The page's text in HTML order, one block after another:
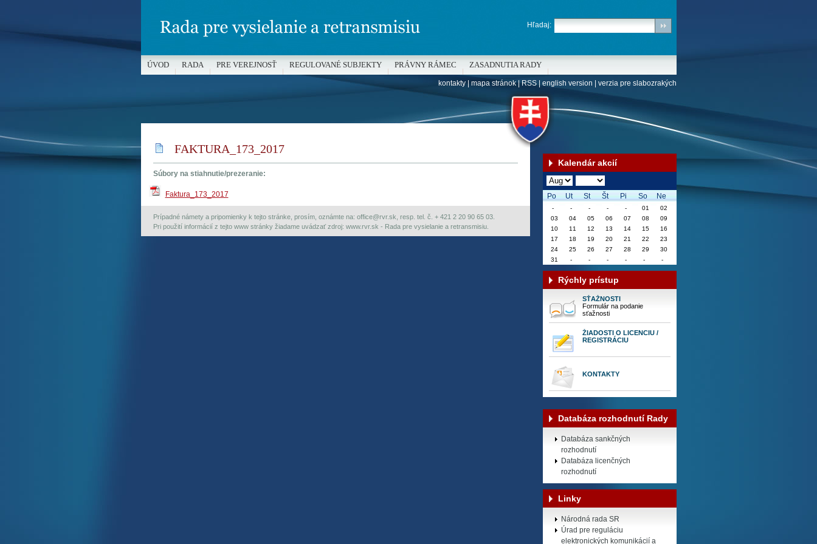
FAKTURA_173_2017
Súbory na stiahnutie/prezeranie:
Faktura_173_2017
Prípadné námety a pripomienky k tejto stránke, prosím, oznámte na: office@rvr.sk, resp. tel. č. + 421 2 20 90 65 03.
Pri použití informácií z tejto www stránky žiadame uvádzať zdroj: www.rvr.sk - Rada pre vysielanie a retransmisiu.
Kalendár akcií
Po Ut St Št Pi So Ne
Rýchly prístup
SŤAŽNOSTI
Formulár na podanie
sťažnosti
ŽIADOSTI O LICENCIU /
REGISTRÁCIU
KONTAKTY
Databáza rozhodnutí Rady
Databáza sankčných
rozhodnutí
Databáza licenčných
rozhodnutí
Linky
Národná rada SR
Úrad pre reguláciu
elektronických komunikácií a
Hľadaj:
ÚVOD RADA PRE VEREJNOSŤ REGULOVANÉ SUBJEKTY PRÁVNY RÁMEC ZASADNUTIA RADY
kontakty| mapa stránok|RSS| english version verzia pre slabozrakých